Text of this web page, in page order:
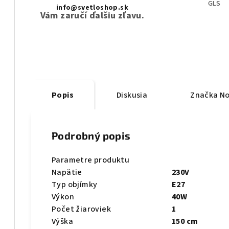
info@svetloshop.sk
Vám zaručí ďalšiu zľavu.
GLS
Popis Diskusia Značka
Podrobný popis
Parametre produktu
Napätie
230V
Typ objímky
E27
Výkon
40W
Počet žiaroviek
1
Výška
150 cm